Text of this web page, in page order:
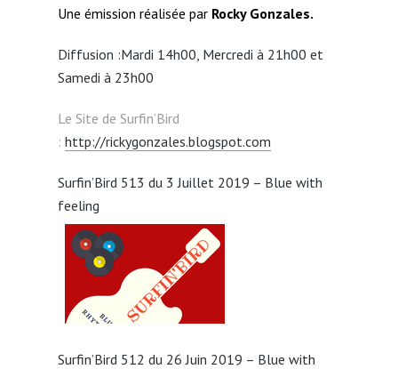
Une émission réalisée par Rocky Gonzales.
Diffusion :Mardi 14h00, Mercredi à 21h00 et
Samedi à 23h00
Le Site de Surfin’Bird
: http://rickygonzales.blogspot.com
Surfin’Bird 513 du 3 Juillet 2019 – Blue with
feeling
Surfin’Bird 512 du 26 Juin 2019 – Blue with